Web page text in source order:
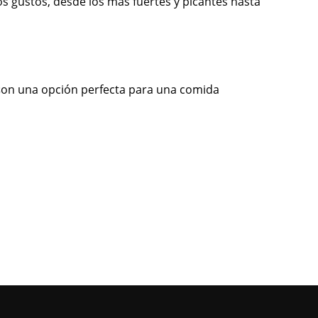
una opción perfecta para una comida